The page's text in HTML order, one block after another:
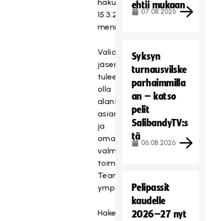
hakulomakkeen
15.3.2021
mennessä.
Valiokuntien
jäsenten
tulee
olla
alansa
asiantuntijoita
ja
omata
valmius
toimia
Teams-
ympäristössä.
Hakemusten
ehtii mukaan
07.08.2026
Syksyn
turnausvilske
parhaimmilla
an – katso
pelit
SalibandyTV:s
tä
06.08.2026
Pelipassit
kaudelle
2026–27 nyt